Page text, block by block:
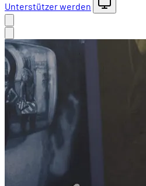
Unterstützer werden